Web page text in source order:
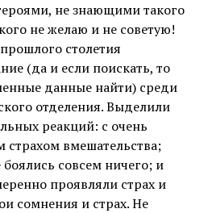
не знающими такого
не желаю и не советую!
столетия
(да и если поискать, то
данные найти) среди
отделения. Выделили
реакций: с очень
вмешательства;
совсем ничего; и
проявляли страх и
сомнения и страх. Не